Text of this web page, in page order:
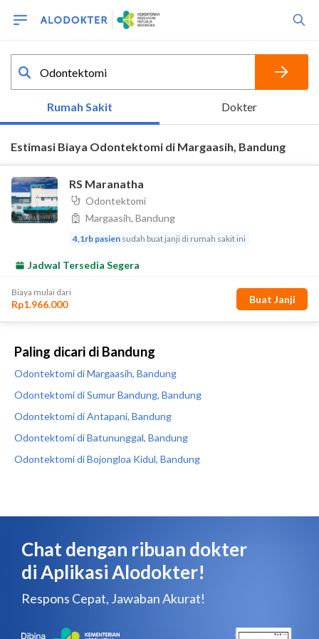
Paling dicari di Bandung
Odontektomi di Margaasih, Bandung
Odontektomi di Sumur Bandung, Bandung
Odontektomi di Antapani, Bandung
Odontektomi di Batununggal, Bandung
Odontektomi di Bojongloa Kidul, Bandung